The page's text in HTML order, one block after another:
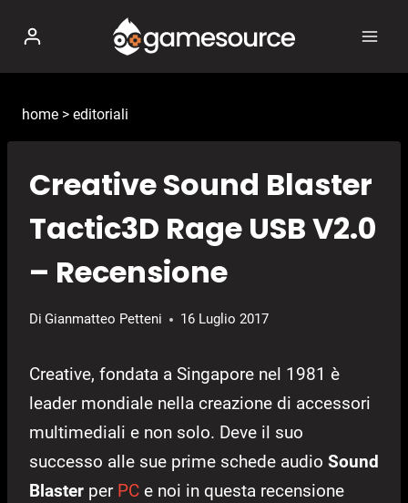
contenuto
home > editoriali
Creative Sound Blaster
Tactic3D Rage USB V2.0
– Recensione
Di Gianmatteo Petteni 16 Luglio 2017
Creative, fondata a Singapore nel 1981 è
leader mondiale nella creazione di accessori
multimediali e non solo. Deve il suo
successo alle sue prime schede audio Sound
Blaster per PC e noi in questa recensione